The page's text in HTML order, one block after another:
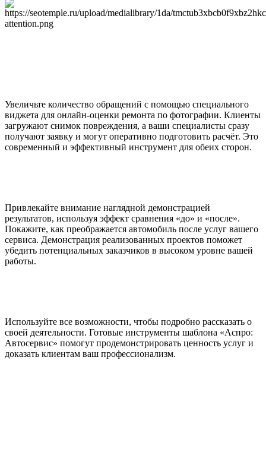
Увеличьте количество обращений с помощью специального
виджета для онлайн-оценки ремонта по фотографии. Клиенты
загружают снимок повреждения, а ваши специалисты сразу
получают заявку и могут оперативно подготовить расчёт. Это
современный и эффективный инструмент для обеих сторон.
Привлекайте внимание наглядной демонстрацией
результатов, используя эффект сравнения «до» и «после».
Покажите, как преображается автомобиль после услуг вашего
сервиса. Демонстрация реализованных проектов поможет
убедить потенциальных заказчиков в высоком уровне вашей
работы.
Используйте все возможности, чтобы подробно рассказать о
своей деятельности. Готовые инструменты шаблона «Аспро:
Автосервис» помогут продемонстрировать ценность услуг и
доказать клиентам ваш профессионализм.